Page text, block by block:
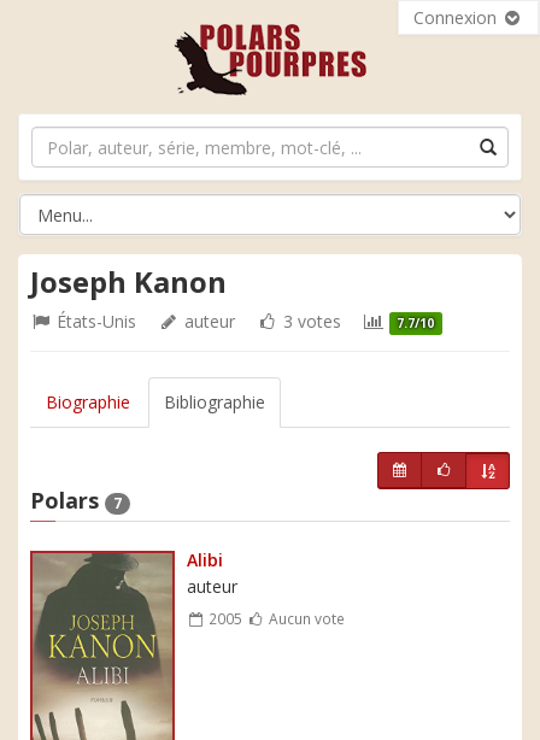
Connexion
Joseph Kanon
États-Unis auteur 3 votes 7.7/10
Biographie Bibliographie
Polars 7
Alibi
auteur
2005 Aucun vote